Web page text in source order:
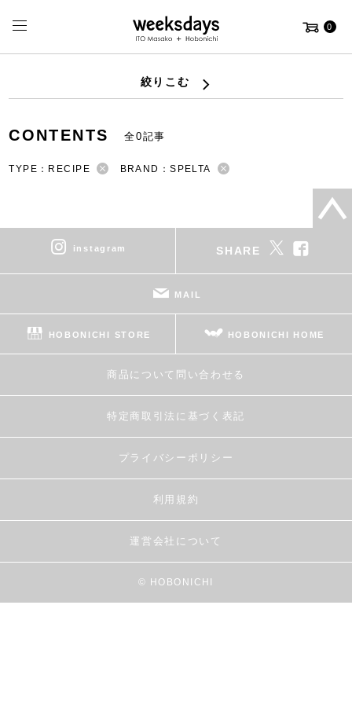
0
絞りこむ
CONTENTS 全0記事
TYPE：RECIPE BRAND：SPELTA
instagram SHARE
MAIL
HOBONICHI STORE HOBONICHI HOME
商品について問い合わせる
特定商取引法に基づく表記
プライバシーポリシー
利用規約
運営会社について
© HOBONICHI